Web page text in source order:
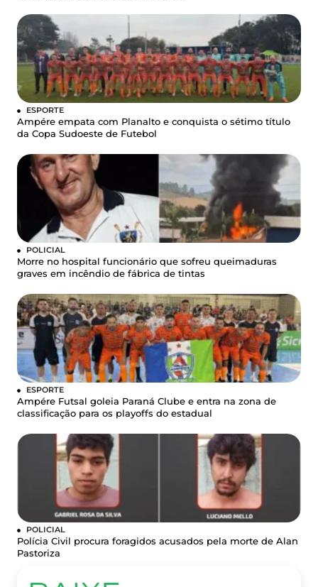
ESPORTE
Ampére empata com Planalto e conquista o sétimo título
da Copa Sudoeste de Futebol
POLICIAL
Morre no hospital funcionário que sofreu queimaduras
graves em incêndio de fábrica de tintas
ESPORTE
Ampére Futsal goleia Paraná Clube e entra na zona de
classificação para os playoffs do estadual
POLICIAL
Polícia Civil procura foragidos acusados pela morte de Alan
Pastoriza